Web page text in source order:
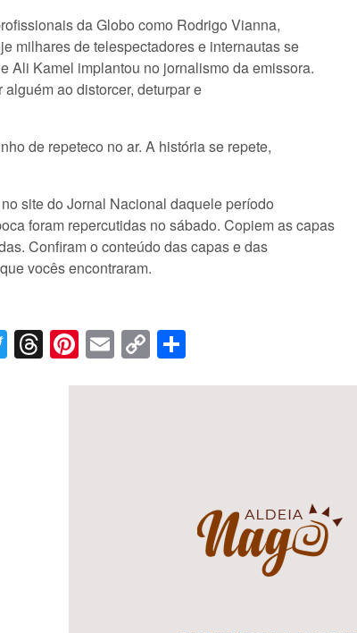
da Globo como Rodrigo Vianna,
milhares de telespectadores e internautas se
Ali Kamel implantou no jornalismo da emissora.
ao distorcer, deturpar e
de repeteco no ar. A história se repete,
site do Jornal Nacional daquele período
foram repercutidas no sábado. Copiem as capas
Confiram o conteúdo das capas e das
vocês encontraram.
Twitter
Threads
Pinterest
Email
Copy
Link